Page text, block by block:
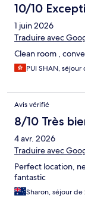
10/10
1 juin 2026
Traduire avec
Clean room ,
PUI SHAN, séjour
Avis vérifié
8/10 Très
4 avr. 2026
Traduire avec
Perfect location,
fantastic
Sharon, séjour de